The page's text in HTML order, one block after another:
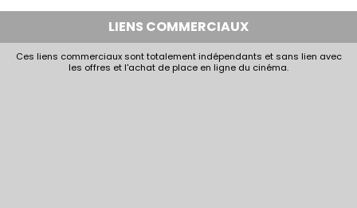
LIENS COMMERCIAUX
Ces liens commerciaux sont totalement indépendants et sans lien avec
les offres et l'achat de place en ligne du cinéma.